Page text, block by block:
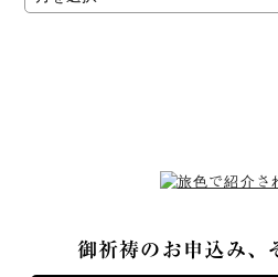
御祈祷のお申込み、